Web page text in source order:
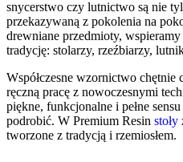
snycerstwo czy lutnictwo są nie
przekazywaną z pokolenia na
drewniane przedmioty,
tradycję: stolarzy, rzeźbiarzy,
Współczesne wzornictwo chętnie
ręczną pracę z nowoczesnymi
piękne, funkcjonalne i pełne
podrobić. W Premium Resin
tworzone z tradycją i rzemiosłem.